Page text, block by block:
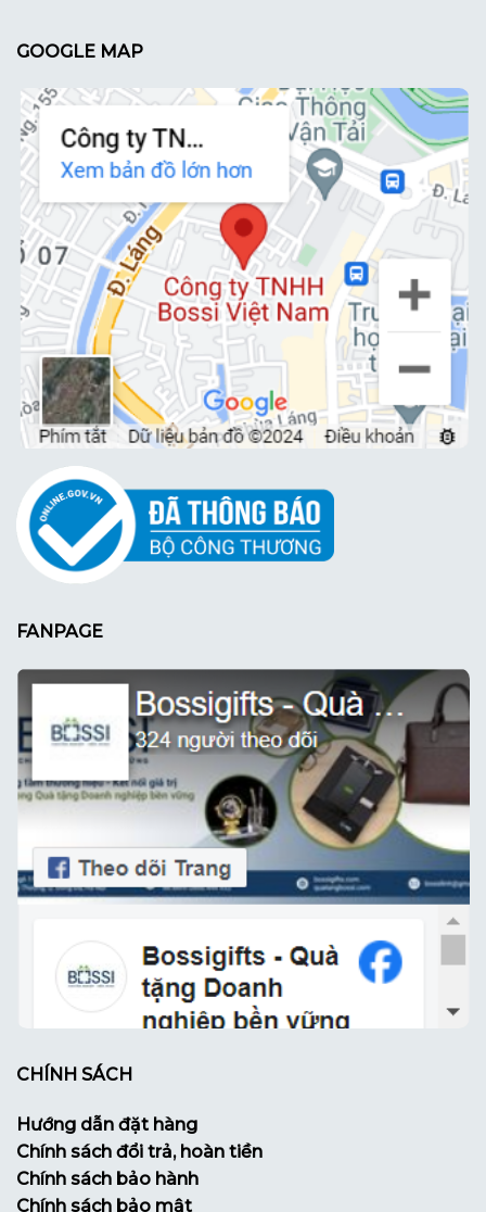
GOOGLE MAP
FANPAGE
CHÍNH SÁCH
Hướng dẫn đặt hàng
Chính sách đổi trả, hoàn tiền
Chính sách bảo hành
Chính sách bảo mật